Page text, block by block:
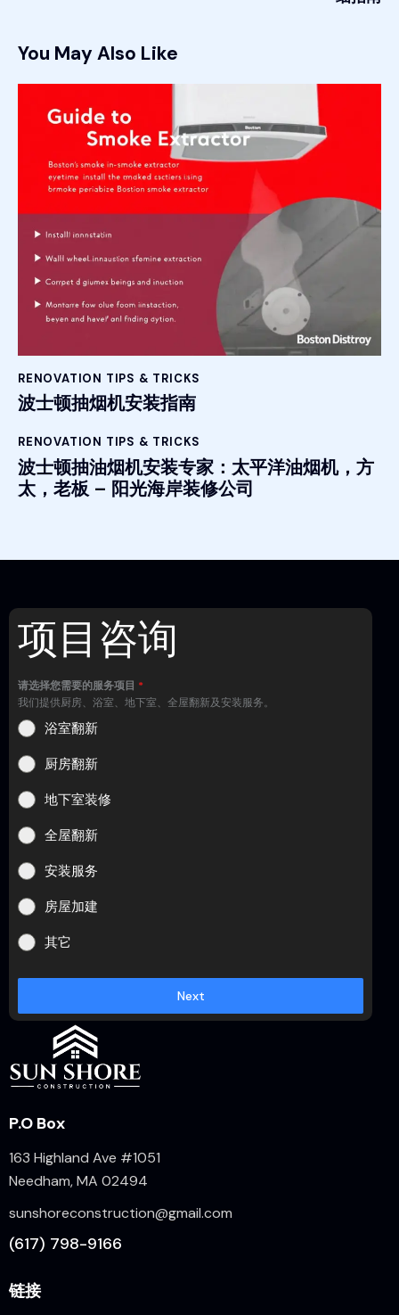
You May Also Like
RENOVATION TIPS & TRICKS
波士顿抽烟机安装指南
RENOVATION TIPS & TRICKS
波士顿抽油烟机安装专家：太平洋油烟机，方
太，老板 – 阳光海岸装修公司
项目咨询
请选择您需要的服务项目 *
我们提供厨房、浴室、地下室、全屋翻新及安装服务。
浴室翻新
厨房翻新
地下室装修
全屋翻新
安装服务
房屋加建
其它
Next
P.O Box
163 Highland Ave #1051
Needham, MA 02494
sunshoreconstruction@gmail.com
(617) 798-9166
链接